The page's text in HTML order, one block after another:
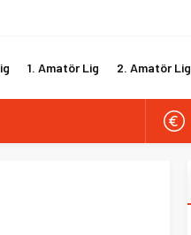
1. Amatör Lig 2. Amatör Lig
getirildi